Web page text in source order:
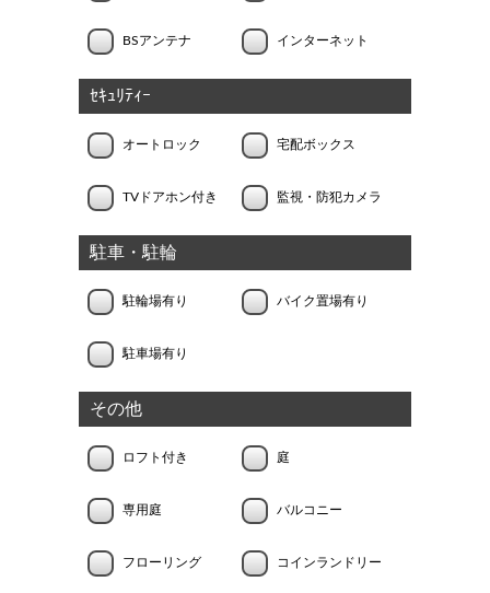
BSアンテナ インターネット
ｾｷｭﾘﾃｨｰ
オートロック 宅配ボックス
TVドアホン付き 監視・防犯カメラ
駐車・駐輪
駐輪場有り バイク置場有り
駐車場有り
その他
ロフト付き 庭
専用庭 バルコニー
フローリング コインランドリー